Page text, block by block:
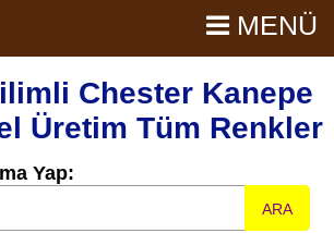
Chester Kanepe
Üretim Tüm Renkler
MENÜ
Yap:
ARA